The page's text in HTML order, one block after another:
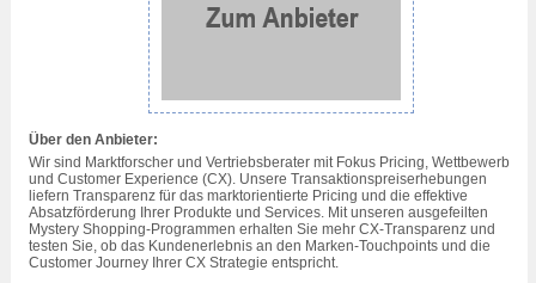
Über den Anbieter:
Wir sind Marktforscher und Vertriebsberater mit Fokus Pricing, Wettbewerb
und Customer Experience (CX). Unsere Transaktionspreiserhebungen
liefern Transparenz für das marktorientierte Pricing und die effektive
Absatzförderung Ihrer Produkte und Services. Mit unseren ausgefeilten
Mystery Shopping-Programmen erhalten Sie mehr CX-Transparenz und
testen Sie, ob das Kundenerlebnis an den Marken-Touchpoints und die
Customer Journey Ihrer CX Strategie entspricht.